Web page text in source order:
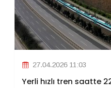
27.04.2026 11:03
Yerli hızlı tren saatte